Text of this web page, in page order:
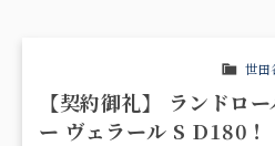
世田
【契約御礼】 ランドロ
ー ヴェラール S D180！